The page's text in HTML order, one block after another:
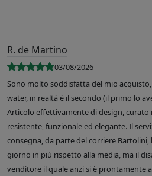
R. de Martino
03/08/2026
Sono molto soddisfatta del mio
water, in realtà è il secondo (il primo lo
Articolo effettivamente di design,
resistente, funzionale ed elegante. Il
consegna, da parte del corriere
giorno in più rispetto alla media, ma il
venditore il quale anzi si è prontamente